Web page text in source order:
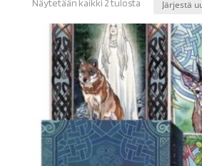
Näytetään kaikki 2 tulosta
latest